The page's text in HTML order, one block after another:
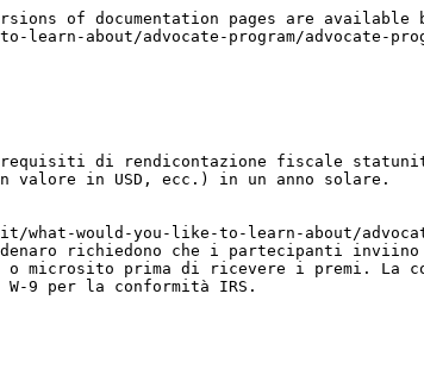
of documentation pages are available
about/advocate-program/advocate-
requisiti di rendicontazione fiscale
valore in USD, ecc.) in un anno solare.
would-you-like-to-learn-about/
denaro richiedono che i partecipanti
prima di ricevere i premi. La
W-9 per la conformità IRS.